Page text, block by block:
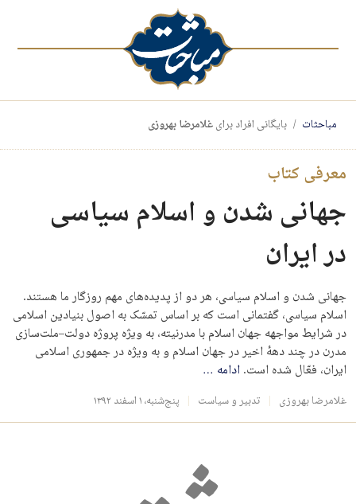
مباحثات بایگانی افراد برایغلامرضا بهروزی
معرفی کتاب
جهانی شدن و اسلام سیاسی
در ایران
جهانی شدن و اسلام سیاسی، هر دو از پدیده‌های مهم روزگار ما هستند.
اسلام سیاسی، گفتمانی است که بر اساس تمسّک به اصول بنیادین اسلامی
در شرایط مواجهه جهان اسلام با مدرنیته، به ویژه پروژه دولت–ملت‌سازی
مدرن در چند دههٔ اخیر در جهان اسلام و به ویژه در جمهوری اسلامی
ایران، فعّال شده است.ادامه …
غلامرضا بهروزی تدبیر و سیاست پنج‌شنبه، ۱ اسفند ۱۳۹۲